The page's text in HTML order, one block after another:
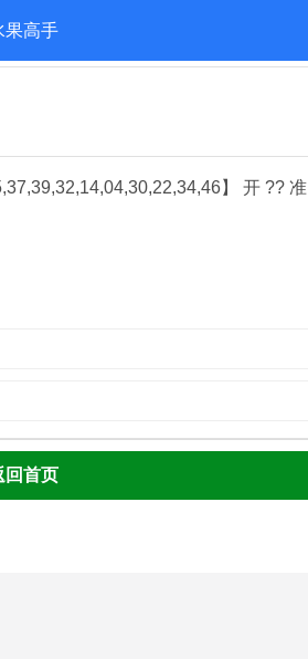
果高手
】 开 ?? 准
回首页